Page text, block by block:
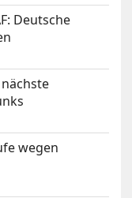
Deutsche
wegen